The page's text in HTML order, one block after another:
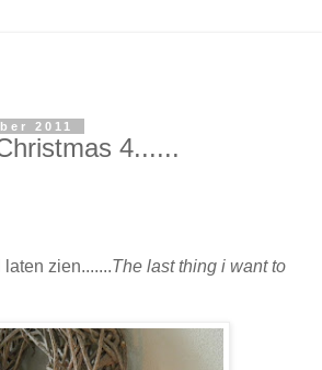
2011
4......
zien.......The last thing i want to